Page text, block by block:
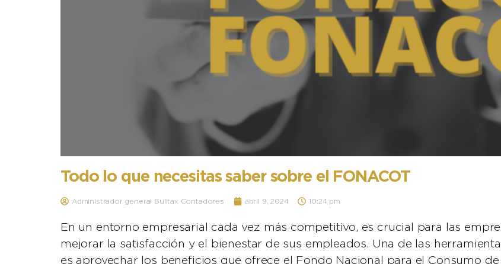
Todo lo que necesitas saber sobre el FONACOT
Administrador general Bulltax Contadores abril 9, 2024 10:24 pm
En un entorno empresarial cada vez más competitivo, es crucial para las
mejorar la satisfacción y el bienestar de sus empleados. Una de las
es aprovechar los beneficios que ofrece el Fondo Nacional para el Consumo